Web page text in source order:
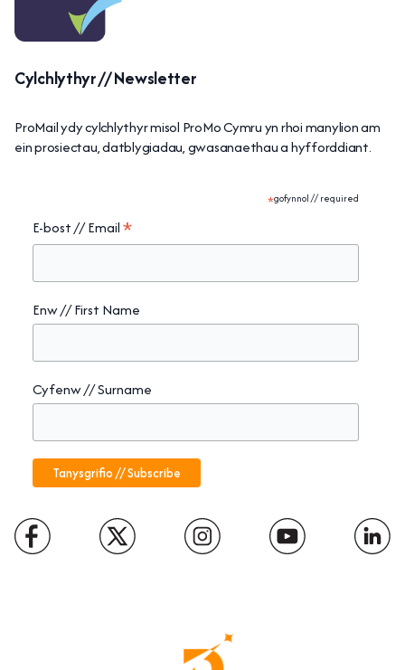
Cylchlythyr // Newsletter
ProMail ydy cylchlythyr misol ProMo Cymru yn rhoi manylion am
ein prosiectau, datblygiadau, gwasanaethau a hyfforddiant.
*gofynnol // required
E-bost // Email*
Enw // First Name
Cyfenw // Surname